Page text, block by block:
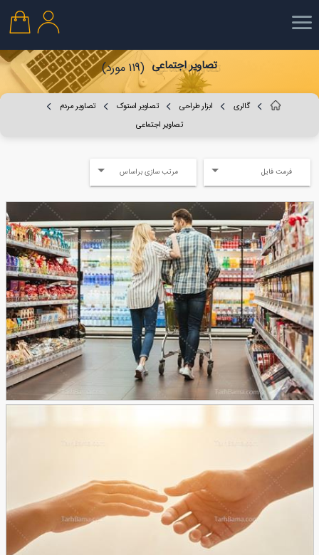
تصاویر اجتماعی (119 مورد)
گالری ابزار طراحی تصاویر استوک
تصاویر مردم
تصاویر اجتماعی
فرمت فایل مرتب سازی براساس
تصویر با کیفیت از نمای پشت زوج جوان خندان
24